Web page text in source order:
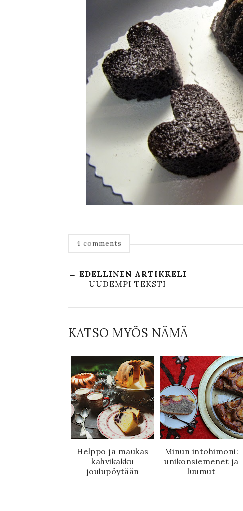
4 comments
← EDELLINEN ARTIKKELI
UUDEMPI TEKSTI
KATSO MYÖS NÄMÄ
Helppo ja maukas
kahvikakku
joulupöytään
Minun intohimoni:
unikonsiemenet ja
luumut